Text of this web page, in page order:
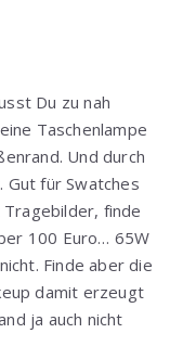
Du zu nah
Taschenlampe
Und durch
Gut für Swatches
finde
100 Euro… 65W
Finde aber die
damit erzeugt
ja auch nicht